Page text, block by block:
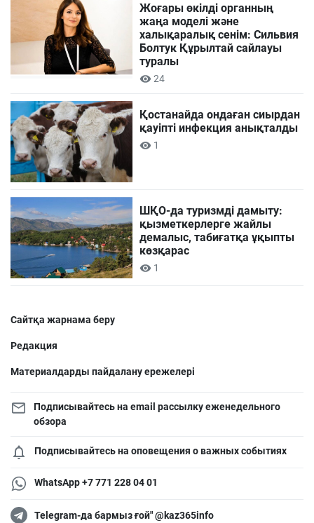
Жоғары өкілді органның
жаңа моделі және
халықаралық сенім: Сильвия
Болтук Құрылтай сайлауы
туралы
24
Қостанайда ондаған сиырдан
қауіпті инфекция анықталды
1
ШҚО-да туризмді дамыту:
қызметкерлерге жайлы
демалыс, табиғатқа ұқыпты
көзқарас
1
Сайтқа жарнама беру
Редакция
Материалдарды пайдалану ережелері
Подписывайтесь на email рассылку еженедельного
обзора
Подписывайтесь на оповещения о важных событиях
WhatsApp +7 771 228 04 01
Telegram-да бармыз ғой" @kaz365info